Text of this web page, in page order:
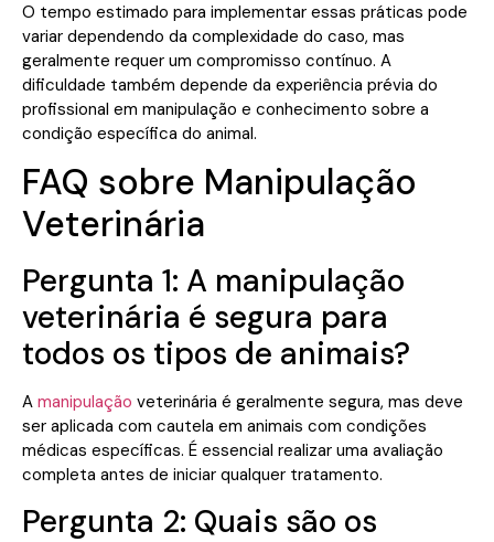
O tempo estimado para implementar essas práticas pode
variar dependendo da complexidade do caso, mas
geralmente requer um compromisso contínuo. A
dificuldade também depende da experiência prévia do
profissional em manipulação e conhecimento sobre a
condição específica do animal.
FAQ sobre Manipulação
Veterinária
Pergunta 1: A manipulação
veterinária é segura para
todos os tipos de animais?
A manipulação veterinária é geralmente segura, mas deve
ser aplicada com cautela em animais com condições
médicas específicas. É essencial realizar uma avaliação
completa antes de iniciar qualquer tratamento.
Pergunta 2: Quais são os